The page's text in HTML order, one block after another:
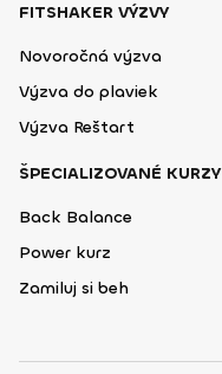
FITSHAKER VÝZVY
Novoročná výzva
Výzva do plaviek
Výzva Reštart
ŠPECIALIZOVANÉ KURZY
Back Balance
Power kurz
Zamiluj si beh